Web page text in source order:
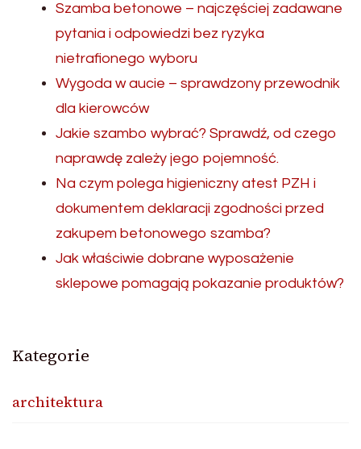
Szamba betonowe – najczęściej zadawane
pytania i odpowiedzi bez ryzyka
nietrafionego wyboru
Wygoda w aucie – sprawdzony przewodnik
dla kierowców
Jakie szambo wybrać? Sprawdź, od czego
naprawdę zależy jego pojemność.
Na czym polega higieniczny atest PZH i
dokumentem deklaracji zgodności przed
zakupem betonowego szamba?
Jak właściwie dobrane wyposażenie
sklepowe pomagają pokazanie produktów?
Kategorie
architektura